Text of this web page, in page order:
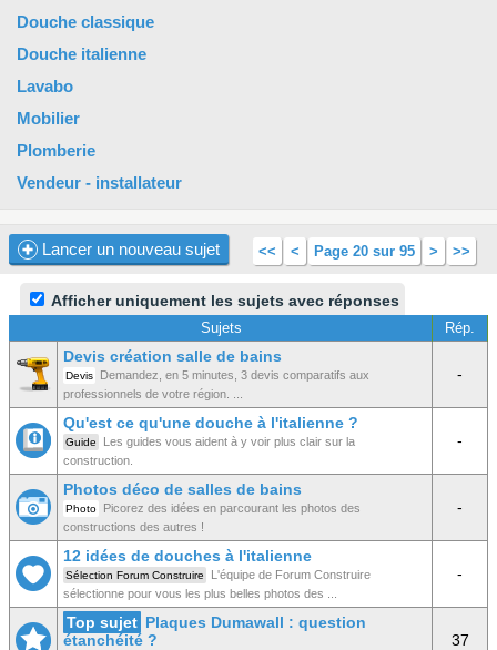
Douche classique
Douche italienne
Lavabo
Mobilier
Plomberie
Vendeur - installateur
<< < Page 20 sur 95 > >>
Lancer un nouveau sujet
Afficher uniquement les sujets avec réponses
Sujets Rép.
Devis création salle de bains
Devis
Demandez, en 5 minutes, 3 devis comparatifs aux
professionnels de votre région. ...
-
Qu'est ce qu'une douche à l'italienne ?
Guide
Les guides vous aident à y voir plus clair sur la
construction.
-
Photos déco de salles de bains
Photo
Picorez des idées en parcourant les photos des
constructions des autres !
-
12 idées de douches à l'italienne
Sélection Forum Construire
L'équipe de Forum Construire
sélectionne pour vous les plus belles photos des ...
-
Top sujet Plaques Dumawall : question
étanchéité ?
37